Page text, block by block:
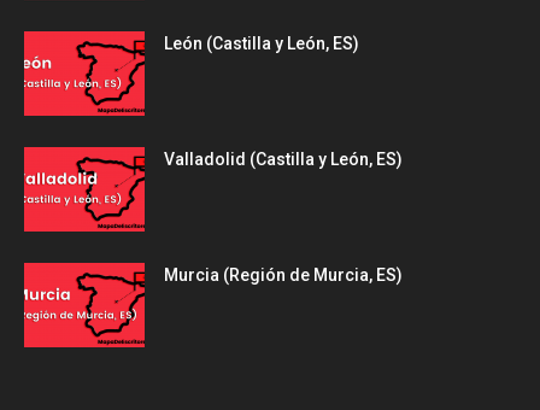
León (Castilla y León, ES)
Valladolid (Castilla y León, ES)
Murcia (Región de Murcia, ES)